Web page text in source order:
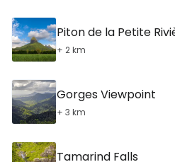
Piton de la Petite
+ 2 km
Gorges Viewpoint
+ 3 km
Tamarind Falls